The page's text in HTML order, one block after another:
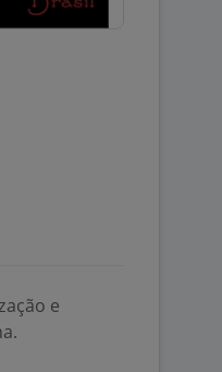
e